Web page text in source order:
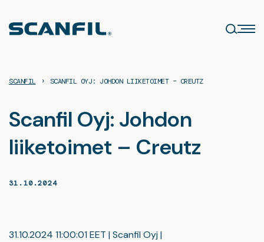
sisältöön
SCANFIL › SCANFIL OYJ: JOHDON LIIKETOIMET – CREUTZ
Scanfil Oyj: Johdon
liiketoimet – Creutz
31.10.2024
31.10.2024 11:00:01 EET | Scanfil Oyj |